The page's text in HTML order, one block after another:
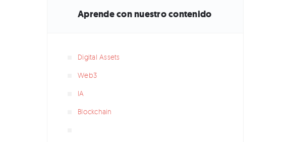
Aprende con nuestro contenido
Digital Assets
Web3
IA
Blockchain